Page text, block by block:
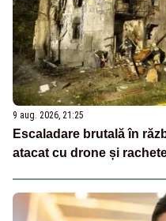
9 aug. 2026, 21:25
Escaladare brutală în
atacat cu drone și